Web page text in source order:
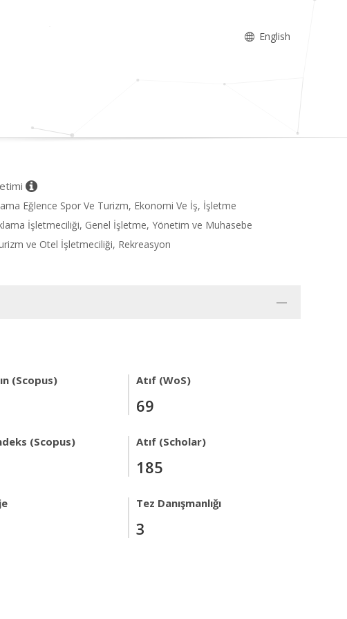
English
Eğlence Spor Ve Turizm, Ekonomi Ve İş, İşletme
İşletmeciliği, Genel İşletme, Yönetim ve Muhasebe
ve Otel İşletmeciliği, Rekreasyon
(Scopus) Atıf (WoS)
69
(Scopus) Atıf (Scholar)
185
Tez Danışmanlığı
3